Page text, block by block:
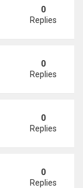
Spain
0
Replies
18
0
Replies
0
Replies
bội giờ ra sao?
0
Replies